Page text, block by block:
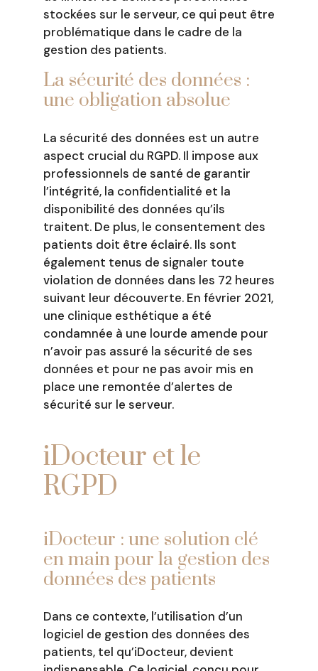
stockées sur le serveur, ce qui peut être
problématique dans le cadre de la
gestion des patients.
La sécurité des données :
une obligation absolue
La sécurité des données est un autre
aspect crucial du RGPD. Il impose aux
professionnels de santé de garantir
l’intégrité, la confidentialité et la
disponibilité des données qu’ils
traitent. De plus, le consentement des
patients doit être éclairé. Ils sont
également tenus de signaler toute
violation de données dans les 72 heures
suivant leur découverte. En février 2021,
une clinique esthétique a été
condamnée à une lourde amende pour
n’avoir pas assuré la sécurité de ses
données et pour ne pas avoir mis en
place une remontée d’alertes de
sécurité sur le serveur.
iDocteur et le
RGPD
iDocteur : une solution clé
en main pour la gestion des
données des patients
Dans ce contexte, l’utilisation d’un
logiciel de gestion des données des
patients, tel qu’iDocteur, devient